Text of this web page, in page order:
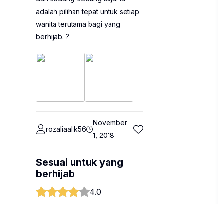
adalah pilihan tepat untuk setiap
wanita terutama bagi yang
berhijab. ?
rozaliaalik56
November
1, 2018
Sesuai untuk yang
berhijab
4.0